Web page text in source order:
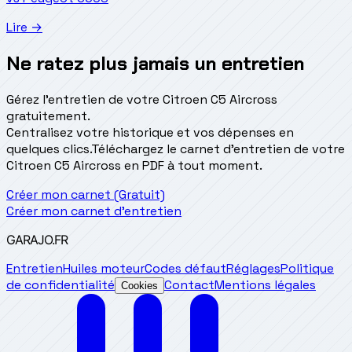
Lire →
Ne ratez plus jamais un entretien
Gérez l'entretien de votre Citroen C5 Aircross
gratuitement.
Centralisez votre historique et vos dépenses en
quelques clics.Téléchargez le carnet d'entretien de votre
Citroen C5 Aircross en PDF à tout moment.
Créer mon carnet (Gratuit)
Créer mon carnet d'entretien
GARAJO.FR
EntretienHuiles moteurCodes défautRéglagesPolitique
de confidentialité Cookies ContactMentions légales